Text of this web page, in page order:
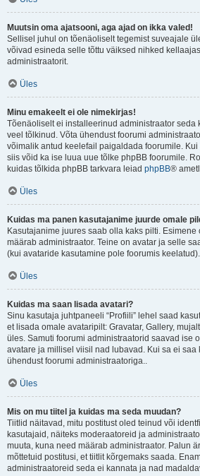
Muutsin oma ajatsooni, aga ajad on ikka valed!
Sellisel juhul on tõenäoliselt tegemist suveajale
võivad esineda selle tõttu väiksed nihked
administraatorit.
Üles
Minu emakeelt ei ole nimekirjas!
Tõenäoliselt ei installeerinud administraator seda
veel tõlkinud. Võta ühendust foorumi
võimalik antud keelefail paigaldada foorumile.
siis võid ka ise luua uue tõlke phpBB foorumile.
kuidas tõlkida phpBB tarkvara leiad phpBB®
Üles
Kuidas ma panen kasutajanime juurde omale
Kasutajanime juures saab olla kaks pilti.
määrab administraator. Teine on avatar ja selle
(kui avataride kasutamine pole foorumis keelatud).
Üles
Kuidas ma saan lisada avatari?
Sinu kasutaja juhtpaneeli “Profiili” lehel saad
et lisada omale avataripilt: Gravatar, Gallery,
üles. Samuti foorumi administraatorid saavad ise
avatare ja millisel viisil nad lubavad. Kui sa ei saa
ühendust foorumi administraatoriga..
Üles
Mis on mu tiitel ja kuidas ma seda muudan?
Tiitlid näitavad, mitu postitust oled teinud või
kasutajaid, näiteks moderaatoreid ja
muuta, kuna need määrab administraator. Palun
mõttetuid postitusi, et tiitlit kõrgemaks saada.
administraatoreid seda ei kannata ja nad